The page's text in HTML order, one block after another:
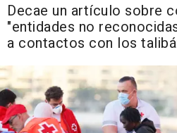
Decae un artículo sobre
"entidades no
a contactos con los